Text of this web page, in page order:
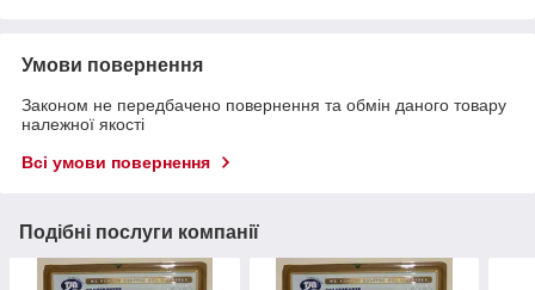
Умови повернення
Законом не передбачено повернення та обмін даного товару
належної якості
Всі умови повернення
Подібні послуги компанії